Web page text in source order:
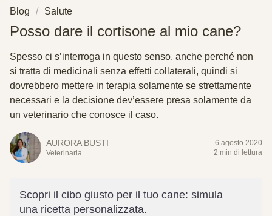
Blog Salute
Posso dare il cortisone al mio cane?
Spesso ci s’interroga in questo senso, anche perché non
si tratta di medicinali senza effetti collaterali, quindi si
dovrebbero mettere in terapia solamente se strettamente
necessari e la decisione dev’essere presa solamente da
un veterinario che conosce il caso.
AURORA BUSTI
Veterinaria
6 agosto 2020
2 min di lettura
Scopri il cibo giusto per il tuo cane: simula
una ricetta personalizzata.